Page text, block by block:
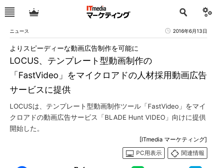
ニュース 2016年6月13日
LOCUS、テンプレート型動画制作の
「FastVideo」をマイクロアドの人材採用動画広告
サービスに提供
よりスピーディーな動画広告制作を可能に
LOCUSは、テンプレート型動画制作ツール「FastVideo」をマイ
クロアドの動画広告サービス「BLADE Hunt VIDEO」向けに提供
開始した。
[ITmedia マーケティング]
PC用表示
関連情報